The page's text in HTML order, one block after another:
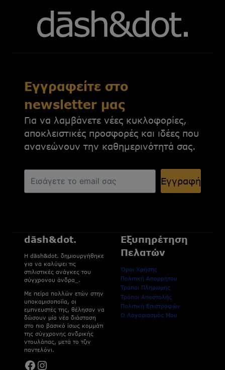
Εγγραφείτε στο
newsletter μας
Για να λαμβάνετε νέες κυκλοφορίες,
αποκλειστικές προσφορές και ιδέες που
ανανεώνουν την καθημερινότητά σας.
Εγγραφή
dāsh&dot.
H dāsh&dot. δημιουργήθηκε
για να καλύψει τις
στιλιστικές ανάγκες του
σύγχρονου άνδρα_.
Με πείρα πολλών ετών στην
υποκαμισοποϊία, οι
εμπνευστές της, θέλησαν να
δώσουν μία νέα διάσταση
στο πιο βασικό ίσως κομμάτι
της σύγχρονης ανδρικής
ντουλάπας, μετά το τζιν
παντελόνι.
Facebook
Instagram
Εξυπηρέτηση
Πελατών
Όροι Χρήσης
Πολιτική Απορρήτου
Τρόποι Πληρωμής
Τρόποι Αποστολής
Πολιτική Επιστροφών
Ο Λογαριασμός Μου